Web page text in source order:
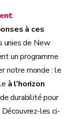
à ces
unies de New
un programme
notre monde : le
à l’horizon
durabilité pour
les ci-